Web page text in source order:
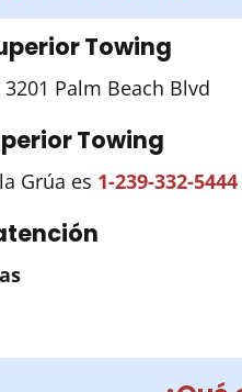
Towing
Palm Beach Blvd
Towing
Grúa es 1-239-332-5444